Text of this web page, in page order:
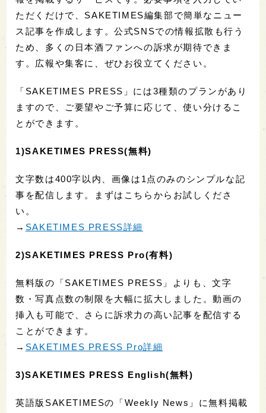
ただくだけで、SAKETIMES編集部で簡単なニュー
ス記事を作成します。公式SNSでの情報拡散も行う
ため、多くの日本酒ファンへの訴求が期待できま
す。広報や集客に、ぜひお役立てください。
「SAKETIMES PRESS」には3種類のプランがあり
ますので、ご要望やご予算に応じて、使い分けるこ
とができます。
1)SAKETIMES PRESS(無料)
文字数は400字以内、画像は1点のみのシンプルな記
事を配信します。まずはこちらからお試しくださ
い。
→ SAKETIMES PRESS詳細
2)SAKETIMES PRESS Pro(有料)
無料版の「SAKETIMES PRESS」よりも、文字
数・写真点数の制限を大幅に拡大しました。動画の
挿入も可能で、さらに訴求力の高い記事を配信する
ことができます。
→ SAKETIMES PRESS Pro詳細
3)SAKETIMES PRESS English(無料)
英語版SAKETIMESの「Weekly News」に無料掲載